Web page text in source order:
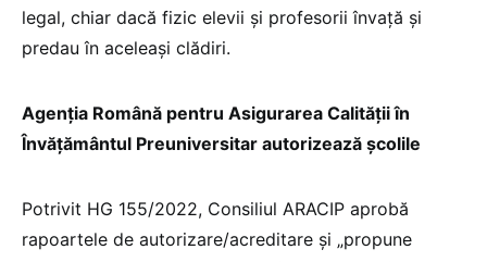
legal, chiar dacă fizic elevii și profesorii învață și
predau în aceleași clădiri.
Agenția Română pentru Asigurarea Calității în
Învățământul Preuniversitar autorizează școlile
Potrivit HG 155/2022, Consiliul ARACIP aprobă
rapoartele de autorizare/acreditare și „propune